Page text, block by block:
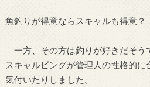
魚釣りが得意ならスキャルも得意？
一方、その方は釣りが好きだそう
スキャルピングが管理人の性格的に
気付いたりしました。